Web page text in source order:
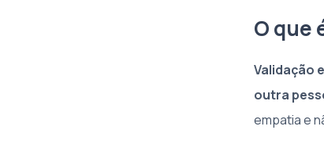
O que
Validação
outra
empatia e